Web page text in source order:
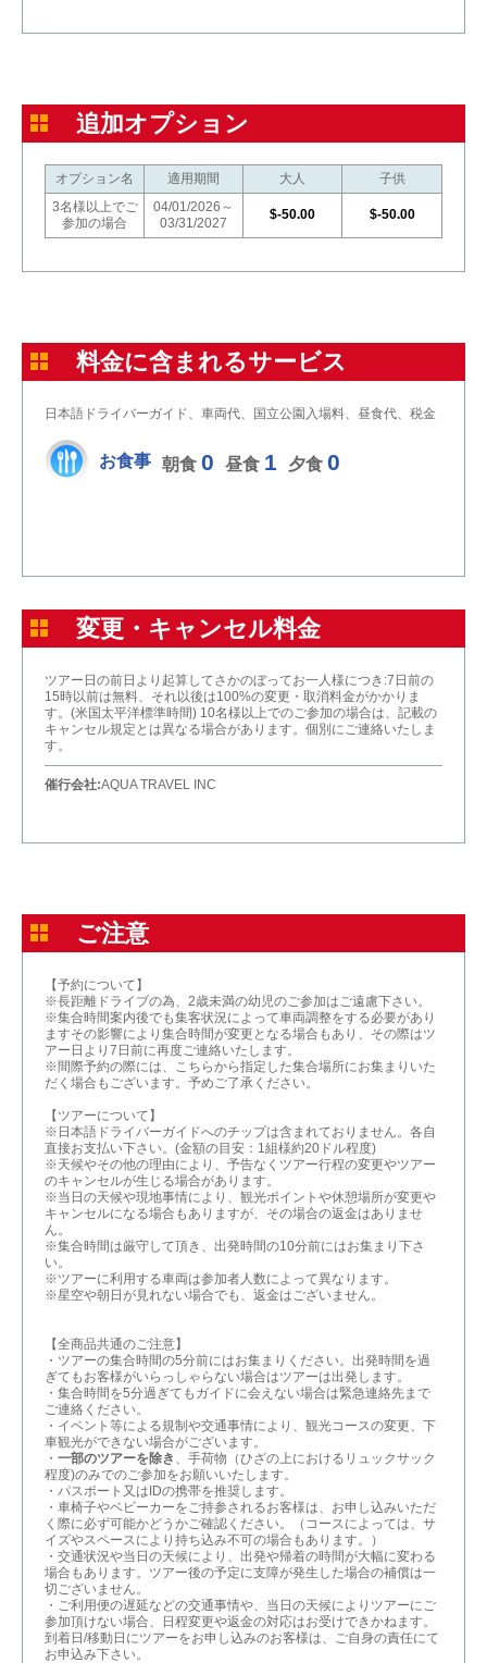
追加オプション
オプション名 適用期間 大人
子供
3名様以上でご
参加の場合
04/01/2026～
03/31/2027
$-50.00 $-50.00
料金に含まれるサービス
日本語ドライバーガイド、車両代、国立公園入場料、昼食代、税金
お食事 朝食 0 昼食 1 夕食 0
変更・キャンセル料金
ツアー日の前日より起算してさかのぼってお一人様につき:7日前の
15時以前は無料、それ以後は100%の変更・取消料金がかかりま
す。(米国太平洋標準時間) 10名様以上でのご参加の場合は、記載の
キャンセル規定とは異なる場合があります。個別にご連絡いたしま
す。
催行会社:AQUA TRAVEL INC
ご注意
【予約について】
※長距離ドライブの為、2歳未満の幼児のご参加はご遠慮下さい。
※集合時間案内後でも集客状況によって車両調整をする必要があり
ますその影響により集合時間が変更となる場合もあり、その際はツ
アー日より7日前に再度ご連絡いたします。
※間際予約の際には、こちらから指定した集合場所にお集まりいた
だく場合もございます。予めご了承ください。
【ツアーについて】
※日本語ドライバーガイドへのチップは含まれておりません。各自
直接お支払い下さい。(金額の目安：1組様約20ドル程度)
※天候やその他の理由により、予告なくツアー行程の変更やツアー
のキャンセルが生じる場合があります。
※当日の天候や現地事情により、観光ポイントや休憩場所が変更や
キャンセルになる場合もありますが、その場合の返金はありませ
ん。
※集合時間は厳守して頂き、出発時間の10分前にはお集まり下さ
い。
※ツアーに利用する車両は参加者人数によって異なります。
※星空や朝日が見れない場合でも、返金はございません。
【全商品共通のご注意】
・ツアーの集合時間の5分前にはお集まりください。出発時間を過
ぎてもお客様がいらっしゃらない場合はツアーは出発します。
・集合時間を5分過ぎてもガイドに会えない場合は緊急連絡先まで
ご連絡ください。
・イベント等による規制や交通事情により、観光コースの変更、下
車観光ができない場合がございます。
・ 一部のツアーを除き 、手荷物（ひざの上におけるリュックサック
程度)のみでのご参加をお願いいたします。
・パスポート又はIDの携帯を推奨します。
・車椅子やベビーカーをご持参されるお客様は、お申し込みいただ
く際に必ず可能かどうかご確認ください。（コースによっては、サ
イズやスペースにより持ち込み不可の場合もあります。）
・交通状況や当日の天候により、出発や帰着の時間が大幅に変わる
場合もあります。ツアー後の予定に支障が発生した場合の補償は一
切ございません。
・ご利用便の遅延などの交通事情や、当日の天候によりツアーにご
参加頂けない場合、日程変更や返金の対応はお受けできかねます。
到着日/移動日にツアーをお申し込みのお客様は、ご自身の責任にて
お申込み下さい。